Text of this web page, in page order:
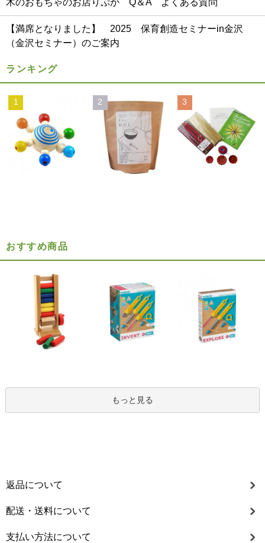
【満席となりました】 2025 保育創造セミナーin金沢
（金沢セミナー）のご案内
ランキング
1 2 3
おすすめ商品
もっと見る
返品について
配送・送料について
支払い方法について